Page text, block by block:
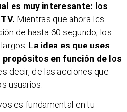
es muy interesante: los
Mientras que ahora los
de hasta 60 segundo, los
La idea es que uses
en función de los
decir, de las acciones que
usuarios.
es fundamental en tu